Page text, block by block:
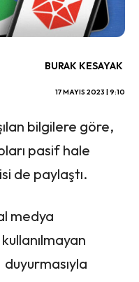
BURAK KESAYAK
17 MAYIS 2023 | 9:10
bilgilere göre,
pasif hale
de paylaştı.
medya